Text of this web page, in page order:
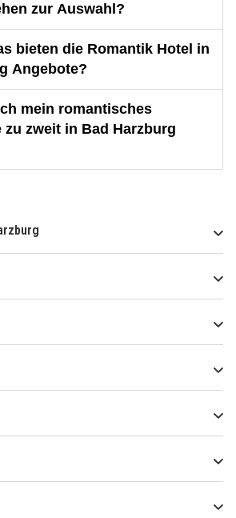
zur Auswahl?
bieten die Romantik Hotel in
Angebote?
mein romantisches
zu zweit in Bad Harzburg